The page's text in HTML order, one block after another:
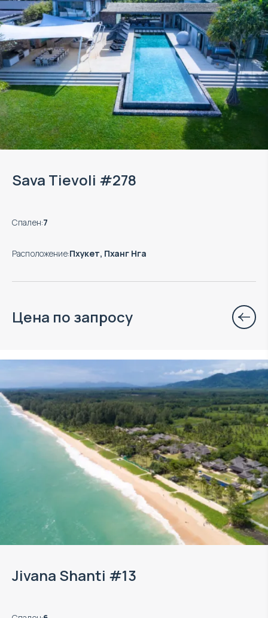
Sava Tievoli #278
Спален:7
Расположение:Пхукет, Пханг Нга
Цена по запросу
Jivana Shanti #13